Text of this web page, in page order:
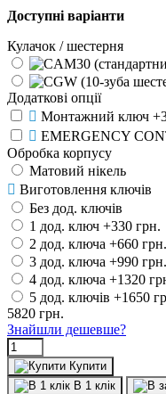
Доступні варіанти
Кулачок / шестерня
Додаткові опції
Монтажний ключ
EMERGENCY
Обробка корпусу
Матовий нікель
Виготовлення ключів
Без дод. ключів
1 дод. ключ +330 грн.
2 дод. ключа +660 грн.
3 дод. ключа +990 грн.
4 дод. ключа +1320
5 дод. ключів +1650
5820 грн.
Знайшли дешевше?
Купити
В 1 клік